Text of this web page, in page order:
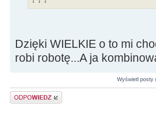
Dzięki WIELKIE o to mi
robi robotę...A ja
Wyświetl posty
Odpowiedz